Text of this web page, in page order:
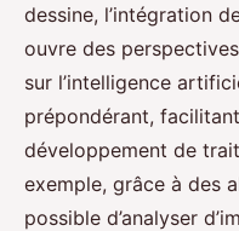
dessine, l’intégration
ouvre des
sur l’intelligence
prépondérant,
développement de
exemple, grâce à des
possible d’analyser